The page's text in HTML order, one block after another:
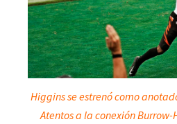
Higgins se estrenó como
Atentos a la conexión